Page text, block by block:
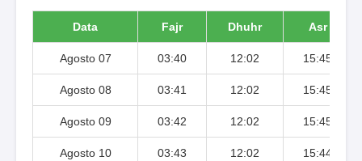
Data Fajr Dhuhr Asr
Agosto 07 03:40 12:02 15:45
Agosto 08 03:41 12:02 15:45
Agosto 09 03:42 12:02 15:45
Agosto 10 03:43 12:02 15:44